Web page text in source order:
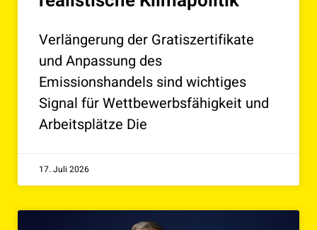
Verlängerung der Gratiszertifikate
und Anpassung des
Emissionshandels sind wichtiges
Signal für Wettbewerbsfähigkeit und
Arbeitsplätze Die
17. Juli 2026